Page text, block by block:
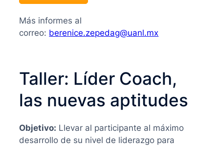
Más informes al
correo: berenice.zepedag@uanl.mx
Taller: Líder Coach,
las nuevas aptitudes
Objetivo: Llevar al participante al máximo
desarrollo de su nivel de liderazgo para